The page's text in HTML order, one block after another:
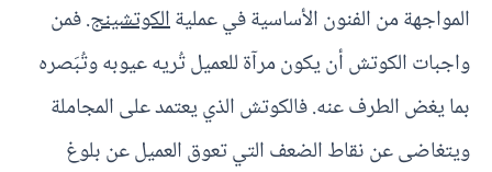
المواجهة من الفنون الأساسية في عمليةالكوتشينج. فمن
واجبات الكوتش أن يكون مرآة للعميل تُريه عيوبه وتُبَصره
بما يغض الطرف عنه. فالكوتش الذي يعتمد على المجاملة
ويتغاضى عن نقاط الضعف التي تعوق العميل عن بلوغ